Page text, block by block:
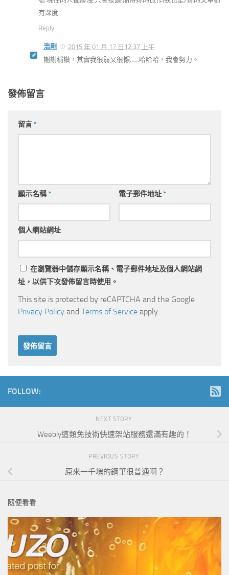
有深度
Reply
浩剛
2015 年 01 月 17 日12:37 上午
謝謝稱讚，其實我很弱又很懶……哈哈哈，我會努力。
發佈留言
留言*
顯示名稱* 電子郵件地址*
個人網站網址
在瀏覽器中儲存顯示名稱、電子郵件地址及個人網站網
址，以供下次發佈留言時使用。
This site is protected by reCAPTCHA and the Google
Privacy Policy and Terms of Service apply.
FOLLOW:
NEXT STORY
Weebly這類免技術快速架站服務還滿有趣的！
PREVIOUS STORY
原來一千塊的鋼筆很普通啊？
隨便看看